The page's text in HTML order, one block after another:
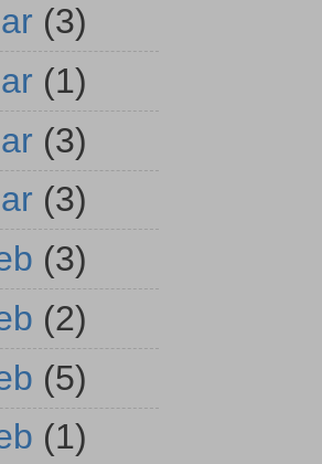
(3)
(1)
(3)
(3)
(3)
(2)
(5)
(1)